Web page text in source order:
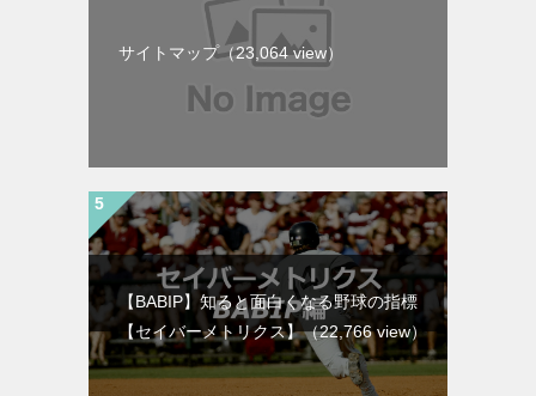
サイトマップ（23,064 view）
【BABIP】知ると面白くなる野球の指標
【セイバーメトリクス】（22,766 view）